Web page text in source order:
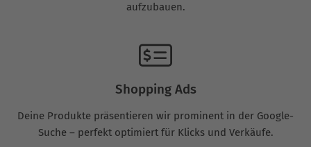
aufzubauen.
Shopping Ads
Deine Produkte präsentieren wir prominent in der Google-
Suche – perfekt optimiert für Klicks und Verkäufe.